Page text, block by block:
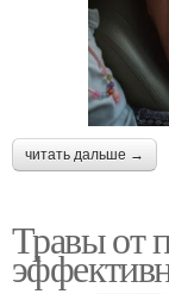
читать дальше →
Травы от